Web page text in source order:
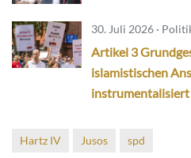
30. Juli 2026 ·
Artikel 3
islamistischen
instrumentalisiert
Hartz IV Jusos spd